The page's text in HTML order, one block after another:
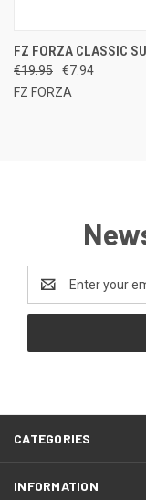
FZ FORZA CLASSIC
€19.95
€7.94
FZ FORZA
Address
CATEGORIES
INFORMATION